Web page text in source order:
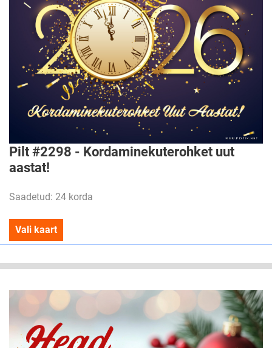
Pilt #2298 - Kordaminekuterohket uut
aastat!
Saadetud: 24 korda
Vali kaart